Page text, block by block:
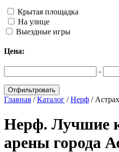
Крытая площадка
На улице
Выездные игры
Цена:
-
Главная /Каталог /Нерф /
Нерф. Лучшие
арены города